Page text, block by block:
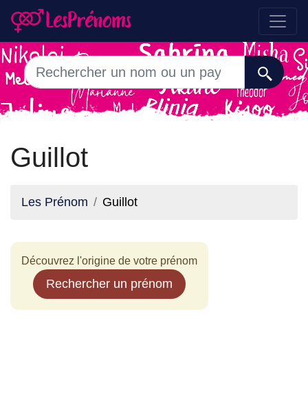
Guillot
Les Prénom Guillot
Découvrez l'origine de votre prénom
Rechercher un prénom